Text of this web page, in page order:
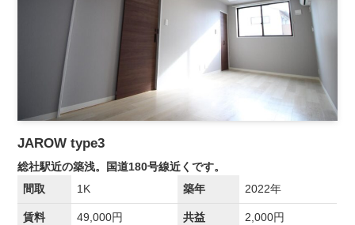
JAROW type3
総社駅近の築浅。国道180号線近くです。
間取
1K 築年 2022年
賃料 49,000円 共益 2,000円